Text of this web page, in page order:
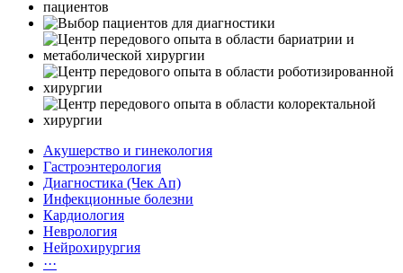
Акушерство и гинекология
Гастроэнтерология
Диагностика (Чек Ап)
Инфекционные болезни
Кардиология
Неврология
Нейрохирургия
···